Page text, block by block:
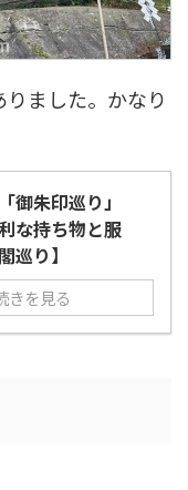
ました。かなり
御朱印巡り」
な持ち物と服
巡り】
きを見る